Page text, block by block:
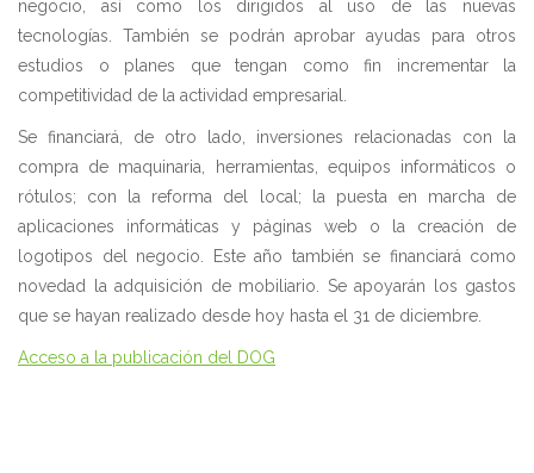
negocio, así como los dirigidos al uso de las nuevas
tecnologías. También se podrán aprobar ayudas para otros
estudios o planes que tengan como fin incrementar la
competitividad de la actividad empresarial.
Se financiará, de otro lado, inversiones relacionadas con la
compra de maquinaria, herramientas, equipos informáticos o
rótulos; con la reforma del local; la puesta en marcha de
aplicaciones informáticas y páginas web o la creación de
logotipos del negocio. Este año también se financiará como
novedad la adquisición de mobiliario. Se apoyarán los gastos
que se hayan realizado desde hoy hasta el 31 de diciembre.
Acceso a la publicación del DOG